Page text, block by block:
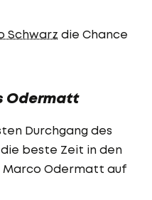
Schwarz die Chance
Odermatt
Durchgang des
beste Zeit in den
Marco Odermatt auf